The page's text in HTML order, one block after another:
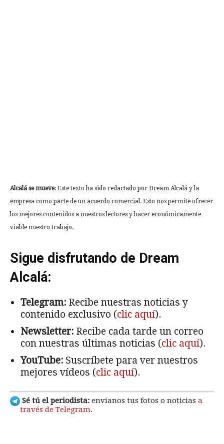
Alcalá se mueve: Este texto ha sido redactado por Dream Alcalá y la
empresa como parte de un acuerdo comercial. Esto nos permite ofrecer
los mejores contenidos a nuestros lectores y hacer económicamente
viable nuestro trabajo.
Sigue disfrutando de Dream
Alcalá:
Telegram: Recibe nuestras noticias y
contenido exclusivo (clic aquí).
Newsletter: Recibe cada tarde un correo
con nuestras últimas noticias (clic aquí).
YouTube: Suscríbete para ver nuestros
mejores vídeos (clic aquí).
Sé tú el periodista: envíanos tus fotos o noticias a
través de Telegram.